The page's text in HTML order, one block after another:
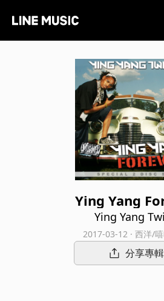
Ying Yang
Ying Yang
2017-03-12 · 西洋/
分享專輯